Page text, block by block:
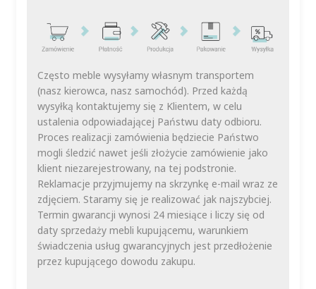
Często meble wysyłamy własnym transportem
(nasz kierowca, nasz samochód). Przed każdą
wysyłką kontaktujemy się z Klientem, w celu
ustalenia odpowiadającej Państwu daty odbioru.
Proces realizacji zamówienia będziecie Państwo
mogli śledzić nawet jeśli złożycie zamówienie jako
klient niezarejestrowany, na tej podstronie.
Reklamacje przyjmujemy na skrzynkę e-mail wraz ze
zdjęciem. Staramy się je realizować jak najszybciej.
Termin gwarancji wynosi 24 miesiące i liczy się od
daty sprzedaży mebli kupującemu, warunkiem
świadczenia usług gwarancyjnych jest przedłożenie
przez kupującego dowodu zakupu.